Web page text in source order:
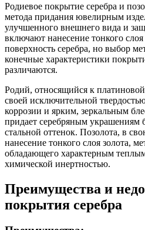
Родиевое покрытие серебра и
метода придания ювелирным
улучшенного внешнего вида и
включают нанесение тонкого
поверхность серебра, но выбор
конечные характеристики
различаются.
Родий, относящийся к
своей исключительной
коррозии и ярким, зеркальным
придает серебряным украшениям
стальной оттенок. Позолота, в
нанесение тонкого слоя золота,
обладающего характерным
химической инертностью.
Преимущества и
покрытия серебра